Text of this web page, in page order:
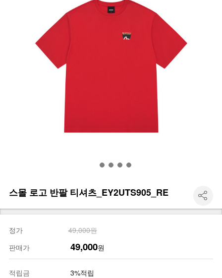
스몰 로고 반팔 티셔츠_EY2UTS905_RE
정가
49,000원
판매가
49,000원
적립금
3%적립